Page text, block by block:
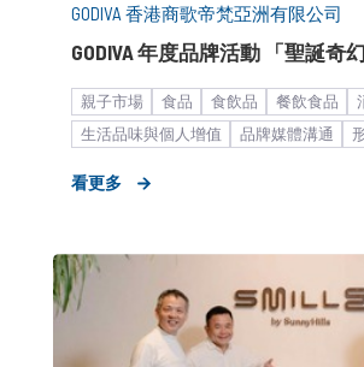
GODIVA 香港商歌帝梵亞洲有限公司
GODIVA 年度品牌活動 「聖誕奇
親子市場 食品 食飲品 餐飲食品
生活品味與個人增值
品牌媒體溝通
看更多